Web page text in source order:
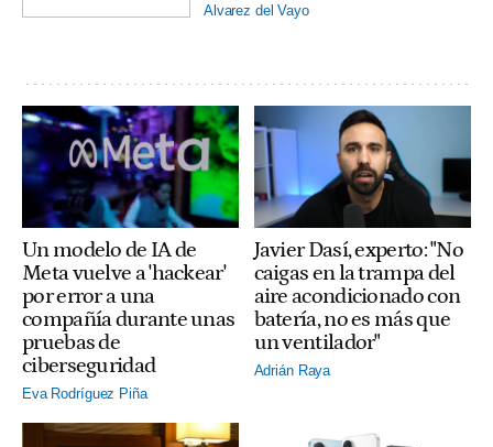
Alvarez del Vayo
Un modelo de IA de
Meta vuelve a 'hackear'
por error a una
compañía durante unas
pruebas de
ciberseguridad
Eva Rodríguez Piña
Javier Dasí, experto: "No
caigas en la trampa del
aire acondicionado con
batería, no es más que
un ventilador"
Adrián Raya